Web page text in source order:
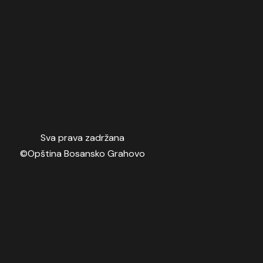
Sva prava zadržana
©Opština Bosansko Grahovo